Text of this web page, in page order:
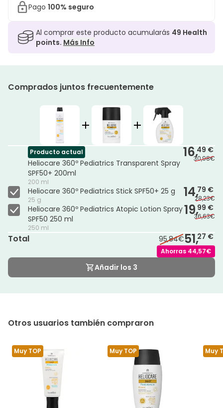
Pago 100% seguro
Al comprar este producto acumularás 49 Health
points. Más Info
Comprados juntos frecuentemente
Producto actual
Heliocare 360º Pediatrics Transparent Spray
SPF50+ 200ml
200 ml
16,49 €
30,98€
Heliocare 360º Pediatrics Stick SPF50+ 25 g
25 g 14,79 €
28,23€
Heliocare 360º Pediatrics Atopic Lotion Spray
SPF50 250 ml
250 ml
19,99 €
36,63€
Total 95,84€51,27 €
Ahorras 44,57€
Añadir los 3
Otros usuarios también compraron
Muy TOP Muy TOP Muy